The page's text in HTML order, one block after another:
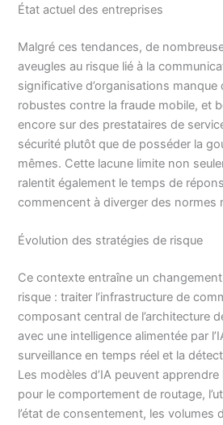
État actuel des entreprises
Malgré ces tendances, de
aveugles au risque lié à la
significative d’organisations
robustes contre la fraude mobile, et
encore sur des prestataires de
sécurité plutôt que de posséder la
mêmes. Cette lacune limite non
ralentit également le temps de
commencent à diverger des normes
Évolution des stratégies de risque
Ce contexte entraîne un
risque : traiter l’infrastructure de
composant central de l’architecture
avec une intelligence alimentée par
surveillance en temps réel et la
Les modèles d’IA peuvent
pour le comportement de routage,
l’état de consentement, les volumes